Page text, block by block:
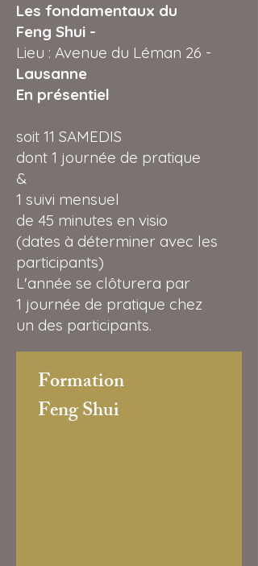
Les fondamentaux du
Feng Shui -
Lieu : Avenue du Léman 26 -
Lausanne
En présentiel
soit 11 SAMEDIS
dont 1 journée de pratique
&
1 suivi mensuel
de 45 minutes en visio
(dates à déterminer avec les
participants)
L'année se clôturera par
1 journée de pratique chez
un des participants.
​Formation
Feng Shui